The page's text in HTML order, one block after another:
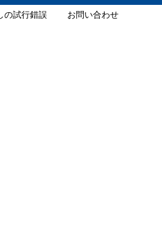
の試行錯誤
お問い合わせ